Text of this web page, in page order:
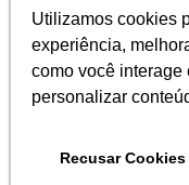
Utilizamos cookies
experiência,
como você interage
personalizar
Recusar Cookies
Utilizamos cookies
experiência,
como você interage
personalizar
Recusar Cookies
Declaro que estou de
Colégio Harmonia ©